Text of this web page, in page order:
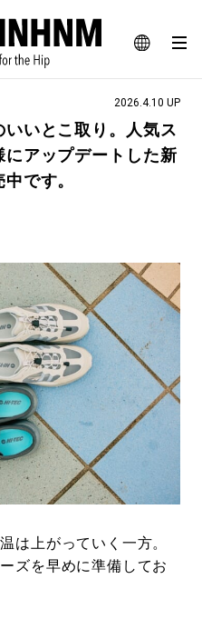
JA
EN
SNAP
、ライフスタイルWEBマガジン
ーグッド図鑑
JOURNAL
ムのYouTube
IT #AH.H
#MUSIC #MOVIE
#OUTDOOR
HANDBOOK
2026.4.10 UP
いとこ取り。人気ス
アップデートした新
です。
は上がっていく一方。
ズを早めに準備してお